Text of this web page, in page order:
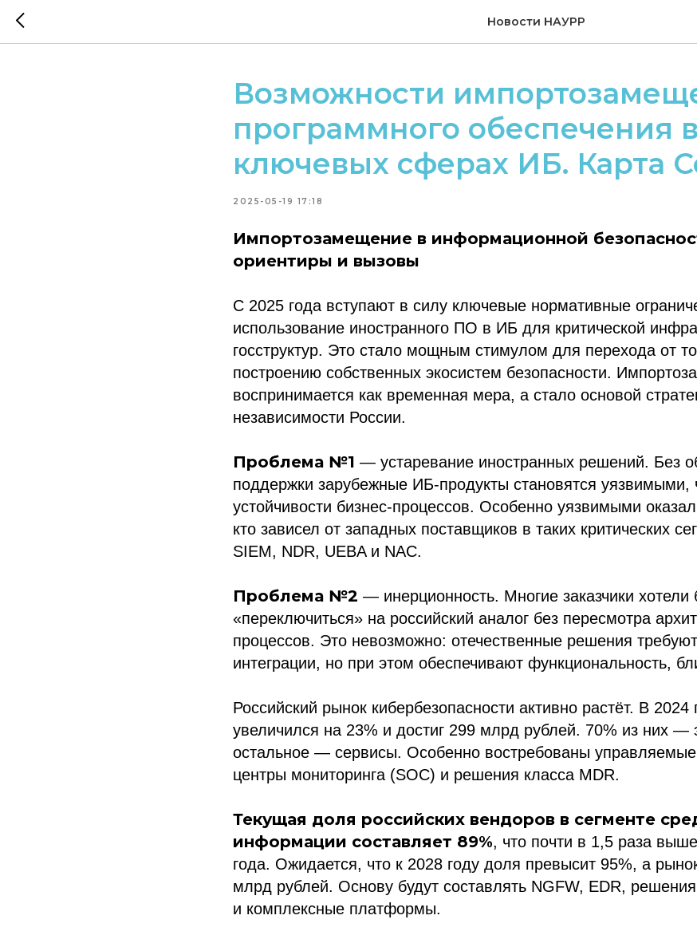
Новости НАУРР
Возможности
программного обеспечения в
ключевых сферах ИБ. Карта
2025-05-19 17:18
Импортозамещение в информационной
ориентиры и вызовы
С 2025 года вступают в силу ключевые нормативные
использование иностранного ПО в ИБ для критической
госструктур. Это стало мощным стимулом для перехода от
построению собственных экосистем безопасности.
воспринимается как временная мера, а стало основой
независимости России.
Проблема №1 — устаревание иностранных решений. Без
поддержки зарубежные ИБ-продукты становятся уязвимыми,
устойчивости бизнес-процессов. Особенно уязвимыми
кто зависел от западных поставщиков в таких критических
SIEM, NDR, UEBA и NAC.
Проблема №2 — инерционность. Многие заказчики хотели
«переключиться» на российский аналог без пересмотра
процессов. Это невозможно: отечественные решения
интеграции, но при этом обеспечивают функциональность,
Российский рынок кибербезопасности активно растёт. В 2024
увеличился на 23% и достиг 299 млрд рублей. 70% из них —
остальное — сервисы. Особенно востребованы
центры мониторинга (SOC) и решения класса MDR.
Текущая доля российских вендоров в сегменте
информации составляет 89%, что почти в 1,5 раза
года. Ожидается, что к 2028 году доля превысит 95%, а
млрд рублей. Основу будут составлять NGFW, EDR,
и комплексные платформы.